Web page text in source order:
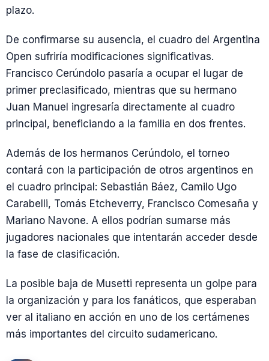
plazo.
De confirmarse su ausencia, el cuadro del Argentina
Open sufriría modificaciones significativas.
Francisco Cerúndolo pasaría a ocupar el lugar de
primer preclasificado, mientras que su hermano
Juan Manuel ingresaría directamente al cuadro
principal, beneficiando a la familia en dos frentes.
Además de los hermanos Cerúndolo, el torneo
contará con la participación de otros argentinos en
el cuadro principal: Sebastián Báez, Camilo Ugo
Carabelli, Tomás Etcheverry, Francisco Comesaña y
Mariano Navone. A ellos podrían sumarse más
jugadores nacionales que intentarán acceder desde
la fase de clasificación.
La posible baja de Musetti representa un golpe para
la organización y para los fanáticos, que esperaban
ver al italiano en acción en uno de los certámenes
más importantes del circuito sudamericano.